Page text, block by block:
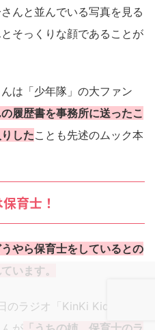
んと並んでいる写真を見る
そっくりな顔であることが
は「少年隊」の大ファン
履歴書を事務所に送ったこ
したことも先述のムック本
育士！
やら保育士をしているとの
います。
ラジオ「KinKi Kids どん